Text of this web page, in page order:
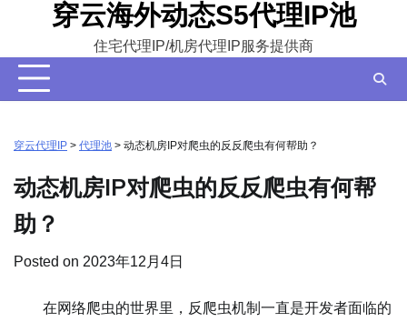
content
穿云海外动态S5代理IP池
住宅代理IP/机房代理IP服务提供商
穿云代理IP > 代理池 > 动态机房IP对爬虫的反反爬虫有何帮助？
动态机房IP对爬虫的反反爬虫有何帮
助？
Posted on 2023年12月4日
在网络爬虫的世界里，反爬虫机制一直是开发者面临的